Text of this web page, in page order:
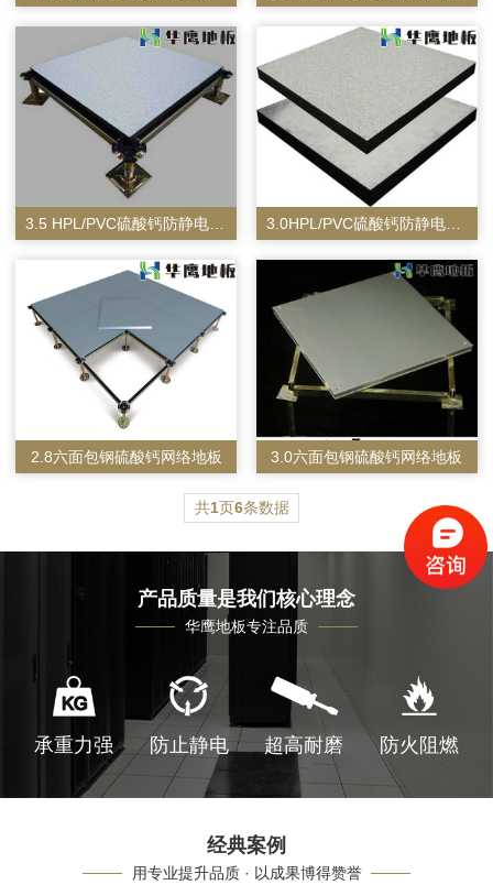
3.0HPL/PVC硫酸钙防静电地板
2.8六面包钢硫酸钙网络地板 3.0六面包钢硫酸钙网络地板
共1页6条数据
产品质量是我们核心理念
华鹰地板专注品质
承重力强 防止静电 超高耐磨 防火阻燃
经典案例
用专业提升品质 · 以成果博得赞誉